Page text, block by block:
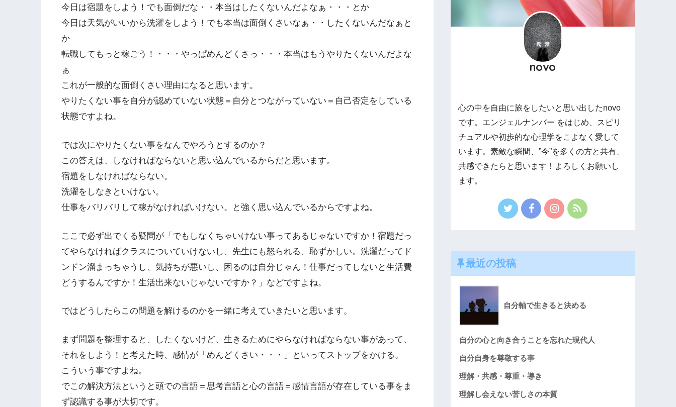
今日は宿題をしよう！でも面倒だな・・本当はしたくないんだよなぁ・・・とか
今日は天気がいいから洗濯をしよう！でも本当は面倒くさいなぁ・・したくないんだなぁと
か
転職してもっと稼ごう！・・・やっぱめんどくさっ・・・本当はもうやりたくないんだよな
ぁ
これが一般的な面倒くさい理由になると思います。
やりたくない事を自分が認めていない状態＝自分とつながっていない＝自己否定をしている
状態ですよね。
では次にやりたくない事をなんでやろうとするのか？
この答えは、しなければならないと思い込んでいるからだと思います。
宿題をしなければならない。
洗濯をしなきといけない。
仕事をバリバリして稼がなければいけない。と強く思い込んでいるからですよね。
ここで必ず出でくる疑問が「でもしなくちゃいけない事ってあるじゃないですか！宿題だっ
てやらなければクラスについていけないし、先生にも怒られる、恥ずかしい。洗濯だってド
ンドン溜まっちゃうし、気持ちが悪いし、困るのは自分じゃん！仕事だってしないと生活費
どうするんですか！生活出来ないじゃないですか？」などですよね。
ではどうしたらこの問題を解けるのかを一緒に考えていきたいと思います。
まず問題を整理すると、したくないけど、生きるためにやらなければならない事があって、
それをしよう！と考えた時、感情が「めんどくさい・・・」といってストップをかける。
こういう事ですよね。
でこの解決方法というと頭での言語＝思考言語と心の言語＝感情言語が存在している事をま
ず認識する事が大切です。
novo
心の中を自由に旅をしたいと思い出したnovo
です。エンジェルナンバー をはじめ、スピリ
チュアルや初歩的な心理学をこよなく愛して
います。素敵な瞬間、”今”を多くの方と共有、
共感できたらと思います！よろしくお願いし
ます。
最近の投稿
自分軸で生きると決める
自分の心と向き合うことを忘れた現代人
自分自身を尊敬する事
理解・共感・尊重・導き
理解し会えない苦しさの本質